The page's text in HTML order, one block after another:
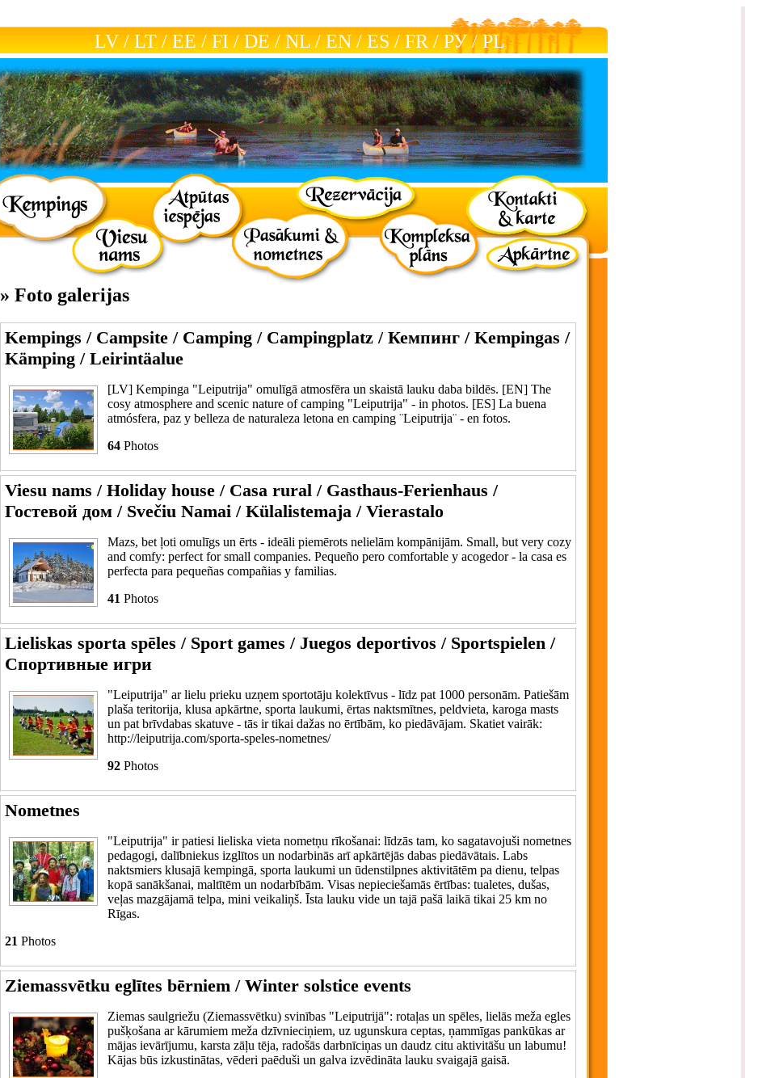
LV / LT / EE / FI / DE / NL / EN / ES / FR / РУ/РL
» Foto galerijas
Kempings / Campsite / Camping / Campingplatz / Кемпинг / Kempingas /
Kämping / Leirintäalue
[LV] Kempinga "Leiputrija" omulīgā atmosfēra un skaistā lauku daba bildēs. [EN] The
cosy atmosphere and scenic nature of camping "Leiputrija" - in photos. [ES] La buena
atmósfera, paz y belleza de naturaleza letona en camping ¨Leiputrija¨ - en fotos.
64 Photos
Viesu nams / Holiday house / Casa rural / Gasthaus-Ferienhaus /
Гостевой дом / Svečiu Namai / Külalistemaja / Vierastalo
Mazs, bet ļoti omulīgs un ērts - ideāli piemērots nelielām kompānijām. Small, but very cozy
and comfy: perfect for small companies. Pequeño pero comfortable y acogedor - la casa es
perfecta para pequeñas compañias y familias.
41 Photos
Lieliskas sporta spēles / Sport games / Juegos deportivos / Sportspielen /
Спортивные игри
"Leiputrija" ar lielu prieku uzņem sportotāju kolektīvus - līdz pat 1000 personām. Patiešām
plaša teritorija, klusa apkārtne, sporta laukumi, ērtas naktsmītnes, peldvieta, karoga masts
un pat brīvdabas skatuve - tās ir tikai dažas no ērtībām, ko piedāvājam. Skatiet vairāk:
http://leiputrija.com/sporta-speles-nometnes/
92 Photos
Nometnes
"Leiputrija" ir patiesi lieliska vieta nometņu rīkošanai: līdzās tam, ko sagatavojuši nometnes
pedagogi, dalībniekus izglītos un nodarbinās arī apkārtējās dabas piedāvātais. Labs
naktsmiers klusajā kempingā, sporta laukumi un ūdenstilpnes aktivitātēm pa dienu, telpas
kopā sanākšanai, maltītēm un nodarbībām. Visas nepieciešamās ērtības: tualetes, dušas,
veļas mazgājamā telpa, mini veikaliņš. Īsta lauku vide un tajā pašā laikā tikai 25 km no
Rīgas.
21 Photos
Ziemassvētku eglītes bērniem / Winter solstice events
Ziemas saulgriežu (Ziemassvētku) svinības "Leiputrijā": rotaļas un spēles, lielās meža egles
pušķošana ar kārumiem meža dzīvnieciņiem, uz ugunskura ceptas, ņammīgas pankūkas ar
mājas ievārījumu, karsta zāļu tēja, radošās darbnīciņas un daudz citu aktivitāšu un labumu!
Kājas būs izkustinātas, vēderi paēduši un galva izvēdināta lauku svaigajā gaisā.